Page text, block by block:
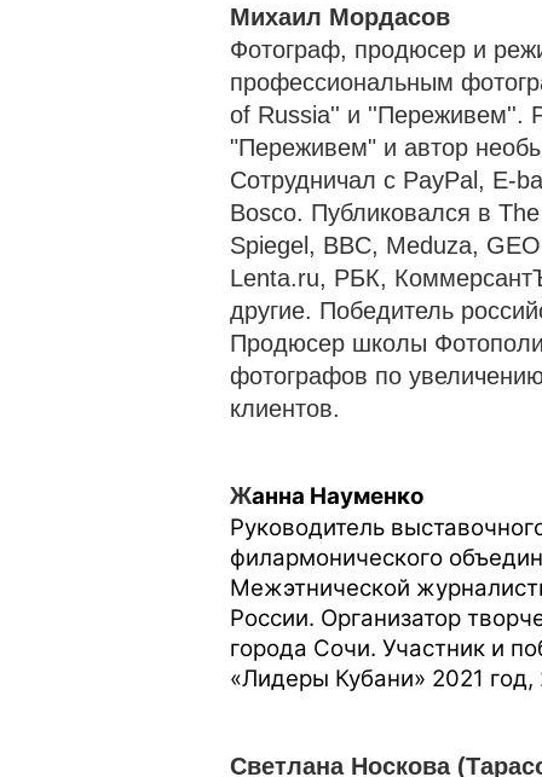
Михаил Мордасов
Фотограф, продюсер и
профессиональным
of Russia'' и ''Переживем''.
"Переживем" и автор
Сотрудничал с PayPal, E-
Bosco. Публиковался в
Spiegel, BBC, Meduza,
Lenta.ru, РБК,
другие. Победитель
Продюсер школы
фотографов по
клиентов.
Жанна Науменко
Руководитель
филармонического
Межэтнической
России. Организатор
города Сочи. Участник и
«Лидеры Кубани» 2021 год,
Светлана Носкова